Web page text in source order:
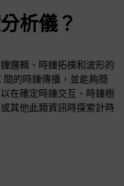
析儀？
邏輯、時鐘拓樸和波形的
間的時鐘傳播，並能夠簡
在確定時鐘交互、時鐘樹
其他此類資訊時探索計時